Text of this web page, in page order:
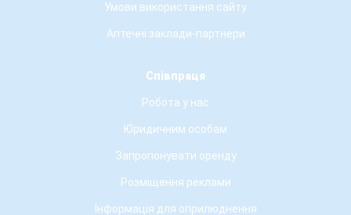
Умови використання сайту
Аптечні заклади-партнери
Співпраця
Робота у нас
Юридичним особам
Запропонувати оренду
Розміщення реклами
Інформація для оприлюднення